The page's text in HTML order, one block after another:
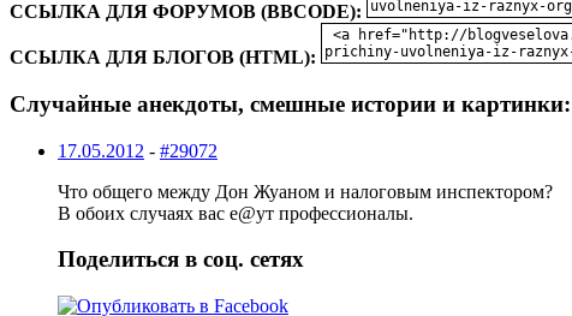
ССЫЛКА ДЛЯ ФОРУМОВ (BBCODE):
ССЫЛКА ДЛЯ БЛОГОВ (HTML):
Случайные анекдоты, смешные истории и картинки:
17.05.2012 - #29072
Что общего между Дон Жуаном и налоговым инспектором?
В обоих случаях вас е@ут профессионалы.
Поделиться в соц. сетях